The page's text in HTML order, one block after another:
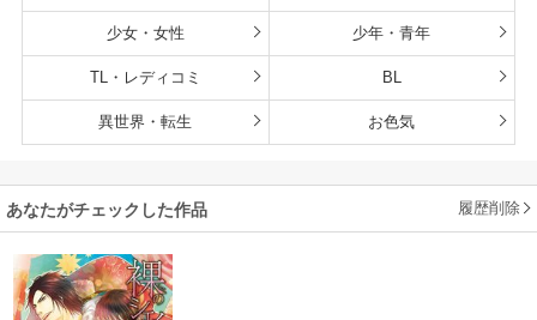
少女・女性 少年・青年
TL・レディコミ BL
異世界・転生 お色気
あなたがチェックした作品 履歴削除